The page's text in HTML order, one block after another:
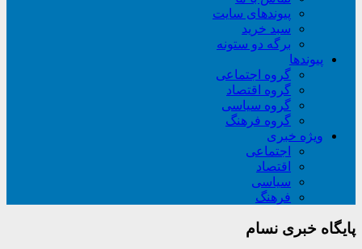
پیوندهای سایت
سبد خريد
برگه دو ستونه
پیوندها
گروه اجتماعی
گروه اقتصاد
گروه سیاسی
گروه فرهنگ
ویژه خبری
اجتماعی
اقتصاد
سیاسی
فرهنگ
پایگاه خبری نسام